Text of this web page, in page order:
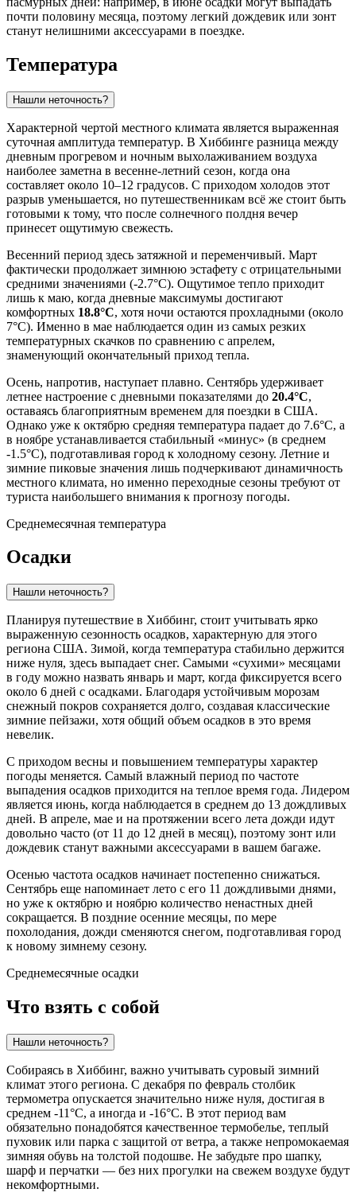
почти половину месяца, поэтому легкий дождевик или зонт
станут нелишними аксессуарами в поездке.
Температура
Нашли неточность?
Характерной чертой местного климата является выраженная
суточная амплитуда температур. В Хиббинге разница между
дневным прогревом и ночным выхолаживанием воздуха
наиболее заметна в весенне-летний сезон, когда она
составляет около 10–12 градусов. С приходом холодов этот
разрыв уменьшается, но путешественникам всё же стоит быть
готовыми к тому, что после солнечного полдня вечер
принесет ощутимую свежесть.
Весенний период здесь затяжной и переменчивый. Март
фактически продолжает зимнюю эстафету с отрицательными
средними значениями (-2.7°C). Ощутимое тепло приходит
лишь к маю, когда дневные максимумы достигают
комфортных 18.8°C, хотя ночи остаются прохладными (около
7°C). Именно в мае наблюдается один из самых резких
температурных скачков по сравнению с апрелем,
знаменующий окончательный приход тепла.
Осень, напротив, наступает плавно. Сентябрь удерживает
летнее настроение с дневными показателями до 20.4°C,
оставаясь благоприятным временем для поездки в США.
Однако уже к октябрю средняя температура падает до 7.6°C, а
в ноябре устанавливается стабильный «минус» (в среднем
-1.5°C), подготавливая город к холодному сезону. Летние и
зимние пиковые значения лишь подчеркивают динамичность
местного климата, но именно переходные сезоны требуют от
туриста наибольшего внимания к прогнозу погоды.
Среднемесячная температура
Осадки
Нашли неточность?
Планируя путешествие в Хиббинг, стоит учитывать ярко
выраженную сезонность осадков, характерную для этого
региона США. Зимой, когда температура стабильно держится
ниже нуля, здесь выпадает снег. Самыми «сухими» месяцами
в году можно назвать январь и март, когда фиксируется всего
около 6 дней с осадками. Благодаря устойчивым морозам
снежный покров сохраняется долго, создавая классические
зимние пейзажи, хотя общий объем осадков в это время
невелик.
С приходом весны и повышением температуры характер
погоды меняется. Самый влажный период по частоте
выпадения осадков приходится на теплое время года. Лидером
является июнь, когда наблюдается в среднем до 13 дождливых
дней. В апреле, мае и на протяжении всего лета дожди идут
довольно часто (от 11 до 12 дней в месяц), поэтому зонт или
дождевик станут важными аксессуарами в вашем багаже.
Осенью частота осадков начинает постепенно снижаться.
Сентябрь еще напоминает лето с его 11 дождливыми днями,
но уже к октябрю и ноябрю количество ненастных дней
сокращается. В поздние осенние месяцы, по мере
похолодания, дожди сменяются снегом, подготавливая город
к новому зимнему сезону.
Среднемесячные осадки
Что взять с собой
Нашли неточность?
Собираясь в Хиббинг, важно учитывать суровый зимний
климат этого региона. С декабря по февраль столбик
термометра опускается значительно ниже нуля, достигая в
среднем -11°C, а иногда и -16°C. В этот период вам
обязательно понадобятся качественное термобелье, теплый
пуховик или парка с защитой от ветра, а также непромокаемая
зимняя обувь на толстой подошве. Не забудьте про шапку,
шарф и перчатки — без них прогулки на свежем воздухе будут
некомфортными.